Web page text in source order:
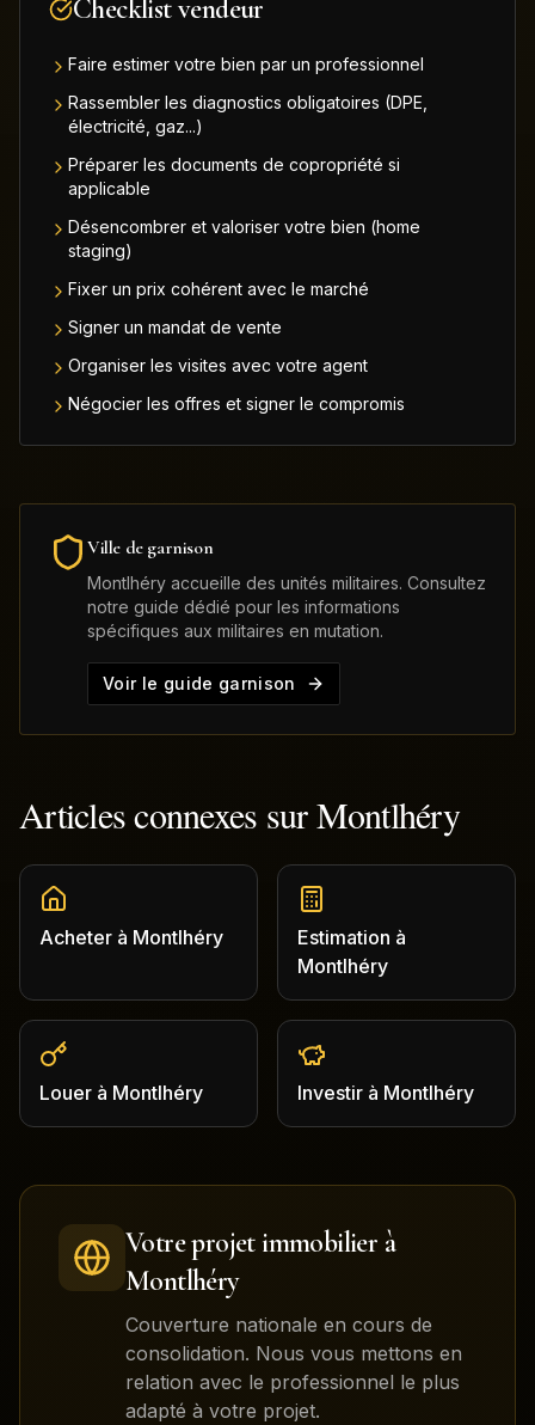
Checklist vendeur
Faire estimer votre bien par un professionnel
Rassembler les diagnostics obligatoires (DPE,
électricité, gaz...)
Préparer les documents de copropriété si
applicable
Désencombrer et valoriser votre bien (home
staging)
Fixer un prix cohérent avec le marché
Signer un mandat de vente
Organiser les visites avec votre agent
Négocier les offres et signer le compromis
Ville de garnison
Montlhéry accueille des unités militaires. Consultez
notre guide dédié pour les informations
spécifiques aux militaires en mutation.
Voir le guide garnison
Articles connexes surMontlhéry
Acheter à Montlhéry Estimation à
Montlhéry
Louer à Montlhéry Investir à Montlhéry
Votre projet immobilier à
Montlhéry
Couverture nationale en cours de
consolidation. Nous vous mettons en
relation avec le professionnel le plus
adapté à votre projet.